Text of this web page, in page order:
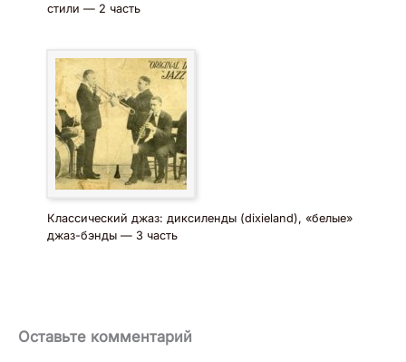
стили — 2 часть
Классический джаз: диксиленды (dixieland), «белые»
джаз-бэнды — 3 часть
Оставьте комментарий